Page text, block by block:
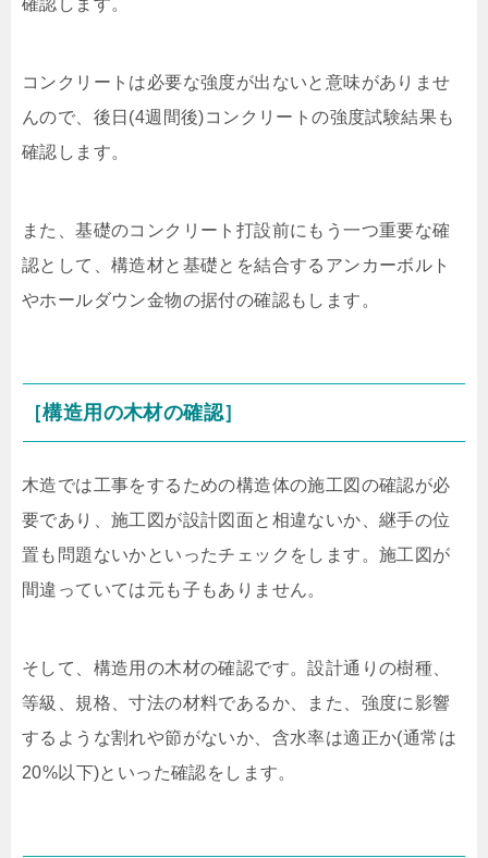
確認します。
コンクリートは必要な強度が出ないと意味がありませ
んので、後日(4週間後)コンクリートの強度試験結果も
確認します。
また、基礎のコンクリート打設前にもう一つ重要な確
認として、構造材と基礎とを結合するアンカーボルト
やホールダウン金物の据付の確認もします。
［構造用の木材の確認］
木造では工事をするための構造体の施工図の確認が必
要であり、施工図が設計図面と相違ないか、継手の位
置も問題ないかといったチェックをします。施工図が
間違っていては元も子もありません。
そして、構造用の木材の確認です。設計通りの樹種、
等級、規格、寸法の材料であるか、また、強度に影響
するような割れや節がないか、含水率は適正か(通常は
20%以下)といった確認をします。